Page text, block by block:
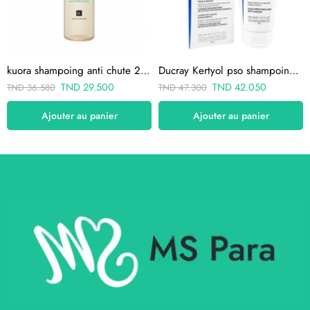
kuora shampoing anti chute 250ml
TND36.580 TND29.500
Ajouter au panier
Ducray Kertyol pso shampoing 200 ml
TND47.300 TND42.050
Ajouter au panier